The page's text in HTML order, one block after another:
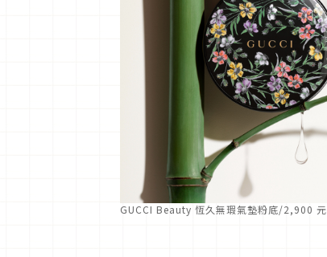
GUCCI Beauty 恆久無瑕氣墊粉底/2,900 元